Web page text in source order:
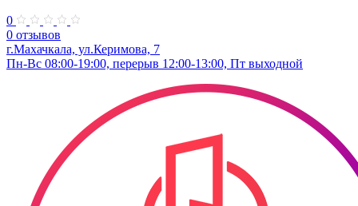
0
0 отзывов
г.Махачкала, ул.Керимова, 7
Пн-Вс 08:00-19:00, перерыв 12:00-13:00, Пт выходной